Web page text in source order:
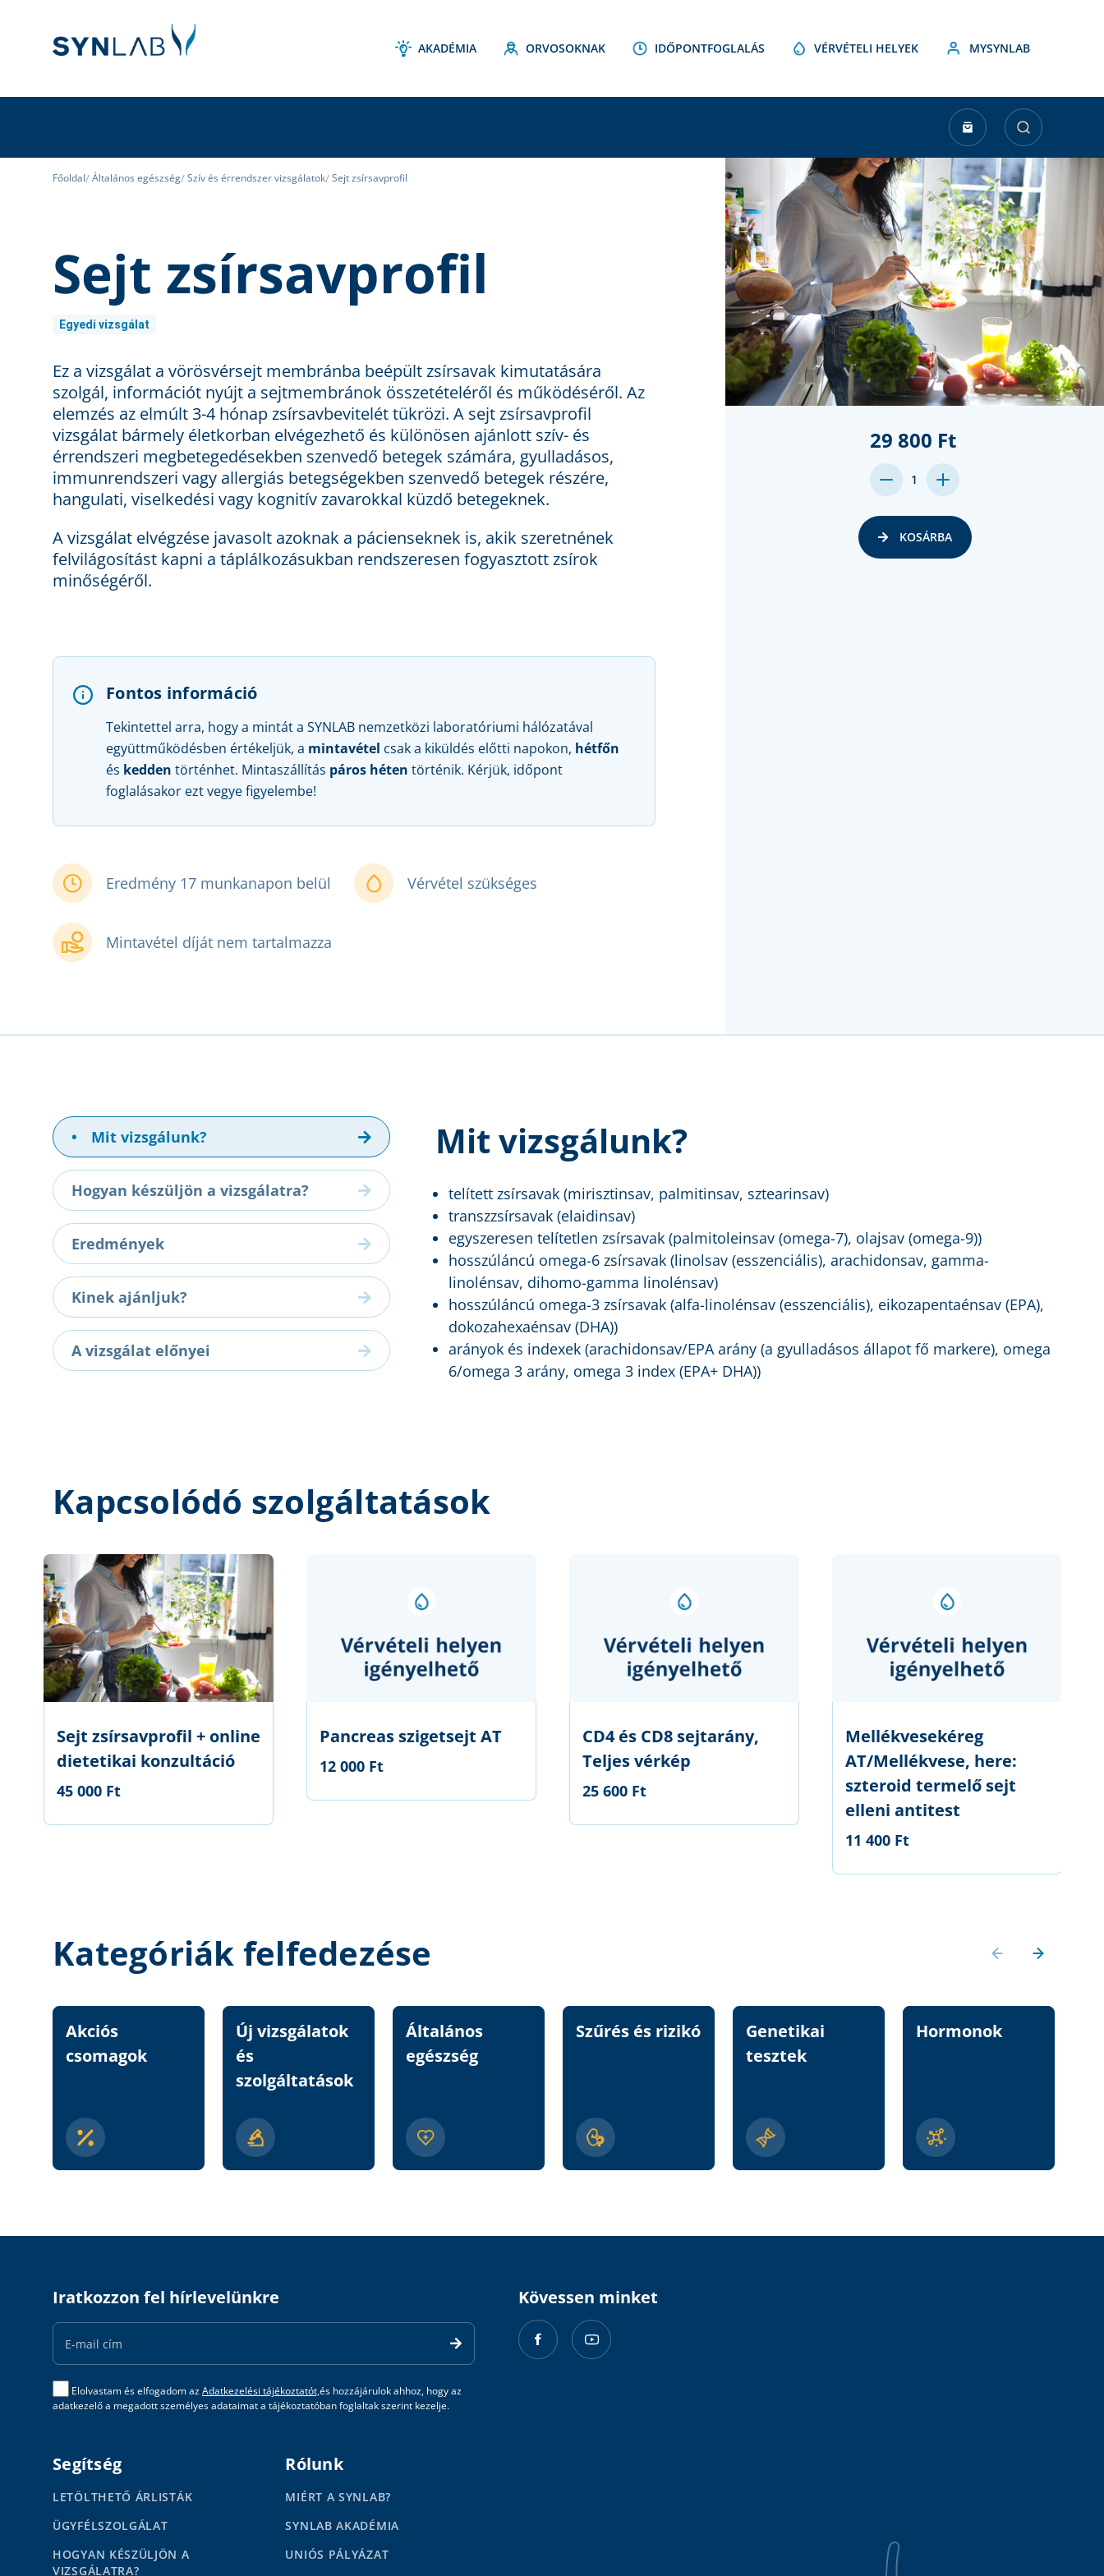
AKADÉMIA ORVOSOKNAK IDŐPONTFOGLALÁS VÉRVÉTELI HELYEK MYSYNLAB
Főoldal Általános egészség Szív és érrendszer vizsgálatok Sejt zsírsavprofil
Sejt zsírsavprofil
Egyedi vizsgálat
Ez a vizsgálat a vörösvérsejt membránba beépült zsírsavak kimutatására
szolgál, információt nyújt a sejtmembránok összetételéről és működéséről. Az
elemzés az elmúlt 3-4 hónap zsírsavbevitelét tükrözi. A sejt zsírsavprofil
vizsgálat bármely életkorban elvégezhető és különösen ajánlott szív- és
érrendszeri megbetegedésekben szenvedő betegek számára, gyulladásos,
immunrendszeri vagy allergiás betegségekben szenvedő betegek részére,
hangulati, viselkedési vagy kognitív zavarokkal küzdő betegeknek.
A vizsgálat elvégzése javasolt azoknak a pácienseknek is, akik szeretnének
felvilágosítást kapni a táplálkozásukban rendszeresen fogyasztott zsírok
minőségéről.
Fontos információ
Tekintettel arra, hogy a mintát a SYNLAB nemzetközi laboratóriumi hálózatával
együttműködésben értékeljük, a mintavétel csak a kiküldés előtti napokon, hétfőn
és kedden történhet. Mintaszállítás páros héten történik. Kérjük, időpont
foglalásakor ezt vegye figyelembe!
Eredmény 17 munkanapon belül Vérvétel szükséges
Mintavétel díját nem tartalmazza
Current
Stock:
29 800 Ft
DECREASE
QUANTITY:
1
INCREASE
QUANTITY:
KOSÁRBA
• Mit vizsgálunk?
Hogyan készüljön a vizsgálatra?
Eredmények
Kinek ajánljuk?
A vizsgálat előnyei
Mit vizsgálunk?
telített zsírsavak (mirisztinsav, palmitinsav, sztearinsav)
transzzsírsavak (elaidinsav)
egyszeresen telítetlen zsírsavak (palmitoleinsav (omega-7), olajsav (omega-9))
hosszúláncú omega-6 zsírsavak (linolsav (esszenciális), arachidonsav, gamma-
linolénsav, dihomo-gamma linolénsav)
hosszúláncú omega-3 zsírsavak (alfa-linolénsav (esszenciális), eikozapentaénsav (EPA),
dokozahexaénsav (DHA))
arányok és indexek (arachidonsav/EPA arány (a gyulladásos állapot fő markere), omega
6/omega 3 arány, omega 3 index (EPA+ DHA))
Kapcsolódó szolgáltatások
Sejt zsírsavprofil + online
dietetikai konzultáció
45 000 Ft
Pancreas szigetsejt AT
12 000 Ft
CD4 és CD8 sejtarány,
Teljes vérkép
25 600 Ft
Mellékvesekéreg
AT/Mellékvese, here:
szteroid termelő sejt
elleni antitest
11 400 Ft
Kategóriák felfedezése
Akciós
csomagok
Új vizsgálatok
és
szolgáltatások
Általános
egészség
Szűrés és rizikó
Genetikai
tesztek
Hormonok
Iratkozzon fel hírlevelünkre
Email
Address
Elolvastam és elfogadom azAdatkezelési tájékoztatót,és hozzájárulok ahhoz, hogy az
adatkezelő a megadott személyes adataimat a tájékoztatóban foglaltak szerint kezelje.
Kövessen minket
Segítség
LETÖLTHETŐ ÁRLISTÁK
ÜGYFÉLSZOLGÁLAT
HOGYAN KÉSZÜLJÖN A
VIZSGÁLATRA?
Rólunk
MIÉRT A SYNLAB?
SYNLAB AKADÉMIA
UNIÓS PÁLYÁZAT